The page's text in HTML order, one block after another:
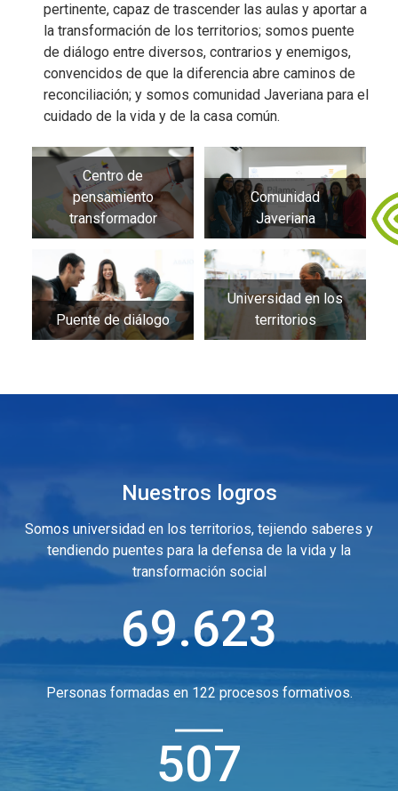
pertinente, capaz de trascender las aulas y aportar a
la transformación de los territorios; somos puente
de diálogo entre diversos, contrarios y enemigos,
convencidos de que la diferencia abre caminos de
reconciliación; y somos comunidad Javeriana para el
cuidado de la vida y de la casa común.
Centro de
pensamiento
transformador
Comunidad
Javeriana
Puente de diálogo
Universidad en los
territorios
Nuestros logros
Somos universidad en los territorios, tejiendo saberes y
tendiendo puentes para la defensa de la vida y la
transformación social
69.623
Personas formadas en 122 procesos formativos.
507